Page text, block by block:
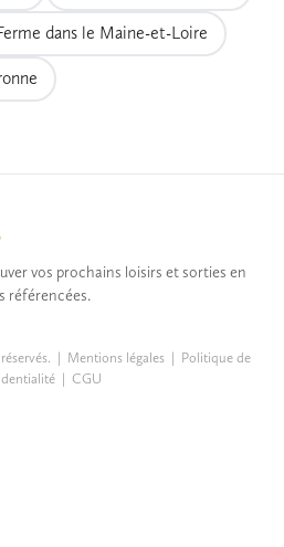
dans le Maine-et-Loire
vos prochains loisirs et sorties en
référencées.
| Mentions légales| Politique de
| CGU